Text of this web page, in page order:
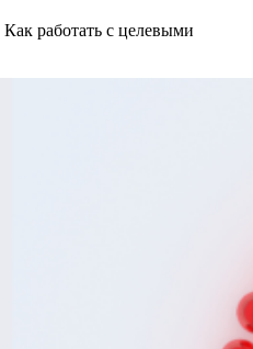
Как работать с целевыми